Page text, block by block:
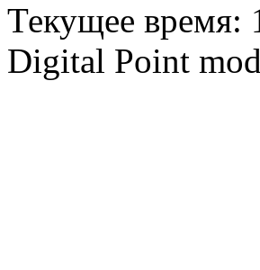
Текущее время:
Digital Point